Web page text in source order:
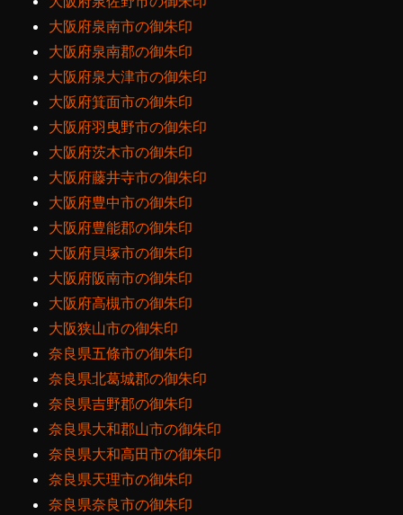
大阪府泉南市の御朱印
大阪府泉南郡の御朱印
大阪府泉大津市の御朱印
大阪府箕面市の御朱印
大阪府羽曳野市の御朱印
大阪府茨木市の御朱印
大阪府藤井寺市の御朱印
大阪府豊中市の御朱印
大阪府豊能郡の御朱印
大阪府貝塚市の御朱印
大阪府阪南市の御朱印
大阪府高槻市の御朱印
大阪狭山市の御朱印
奈良県五條市の御朱印
奈良県北葛城郡の御朱印
奈良県吉野郡の御朱印
奈良県大和郡山市の御朱印
奈良県大和高田市の御朱印
奈良県天理市の御朱印
奈良県奈良市の御朱印